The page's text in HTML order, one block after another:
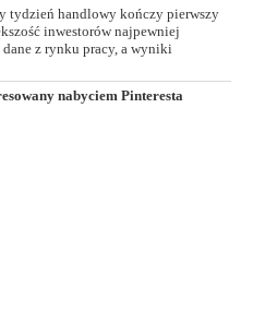
tydzień handlowy kończy pierwszy
inwestorów najpewniej
z rynku pracy, a wyniki
nabyciem Pinteresta